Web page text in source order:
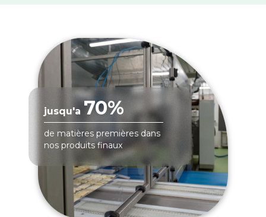
jusqu'a 70%
de matières premières dans
nos produits finaux